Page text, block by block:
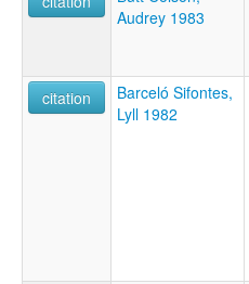
Audrey 1983
citation
Barceló Sifontes,
Lyll 1982